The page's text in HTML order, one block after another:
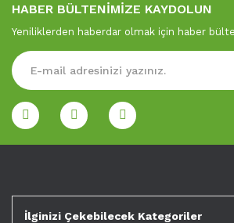
HABER BÜLTENİMİZE KAYDOLUN
Yeniliklerden haberdar olmak için haber
İlginizi Çekebilecek Kategoriler